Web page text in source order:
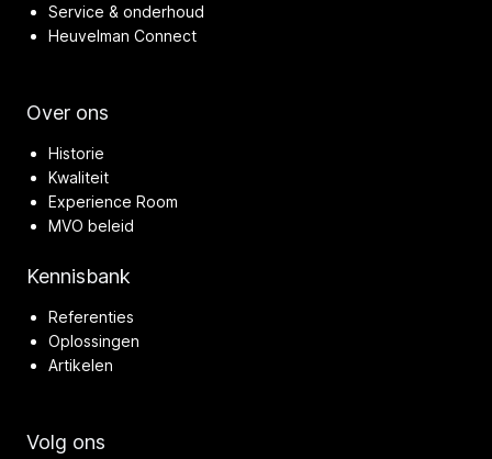
Service & onderhoud
Heuvelman Connect
Over ons
Historie
Kwaliteit
Experience Room
MVO beleid
Kennisbank
Referenties
Oplossingen
Artikelen
Volg ons